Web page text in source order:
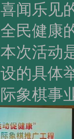
闻乐见
民健康
次活动
的具体
象棋事